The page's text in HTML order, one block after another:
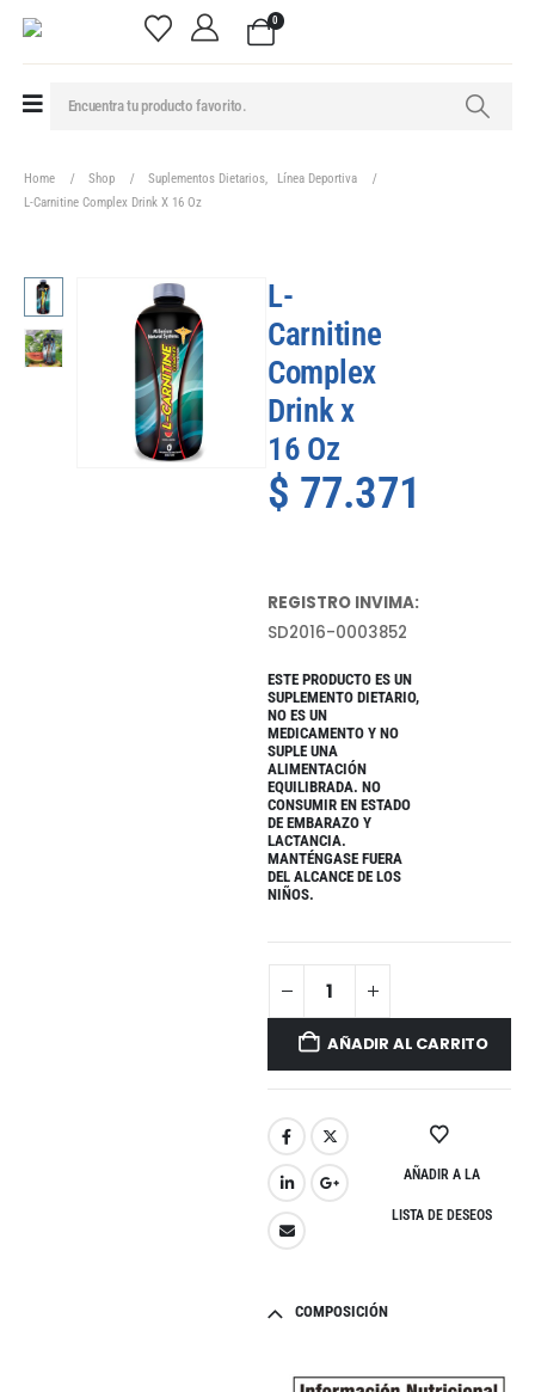
0
Home Shop Suplementos Dietarios,
Línea Deportiva
L-Carnitine Complex Drink X 16 Oz
L-
Carnitine
Complex
Drink x
16 Oz
$ 77.371
REGISTRO INVIMA:
SD2016-0003852
ESTE PRODUCTO ES UN
SUPLEMENTO DIETARIO,
NO ES UN
MEDICAMENTO Y NO
SUPLE UNA
ALIMENTACIÓN
EQUILIBRADA. NO
CONSUMIR EN ESTADO
DE EMBARAZO Y
LACTANCIA.
MANTÉNGASE FUERA
DEL ALCANCE DE LOS
NIÑOS.
AÑADIR AL CARRITO
AÑADIR A LA
LISTA DE DESEOS
COMPOSICIÓN